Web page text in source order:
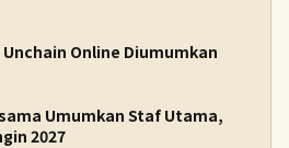
Online Diumumkan
Umumkan Staf Utama,
2027